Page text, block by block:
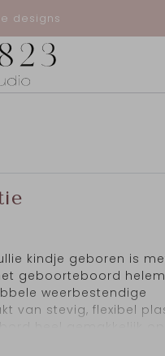
designs
kindje geboren is
geboorteboord
weerbestendige
van stevig, flexibel
met het